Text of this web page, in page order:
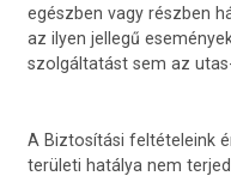
egészben vagy részben
az ilyen jellegű
szolgáltatást sem az
A Biztosítási feltételeink
területi hatálya nem